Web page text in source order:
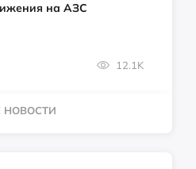
на АЗС
12.1K
НОВОСТИ